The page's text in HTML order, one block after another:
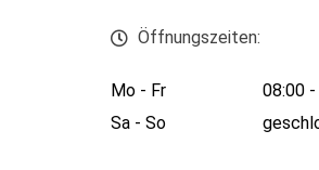
Öffnungszeiten:
Mo - Fr
08:00
Sa - So